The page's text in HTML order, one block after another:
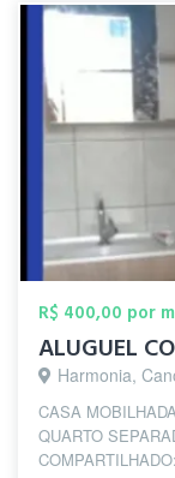
R$ 400,00 por
Harmonia,
CASA
QUARTO